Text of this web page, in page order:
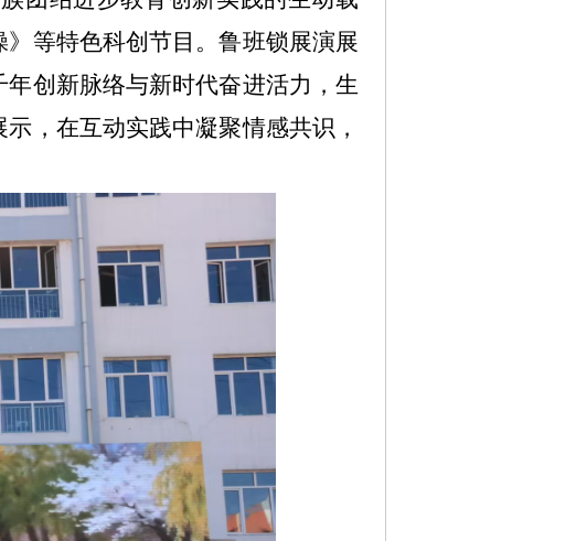
等特色科创节目。鲁班锁展演展
创新脉络与新时代奋进活力，生
，在互动实践中凝聚情感共识，